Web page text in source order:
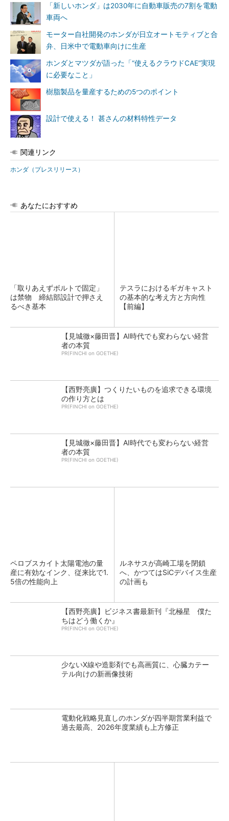
「新しいホンダ」は2030年に自動車販売の7割を電動
車両へ
モーター自社開発のホンダが日立オートモティブと合
弁、日米中で電動車向けに生産
ホンダとマツダが語った「“使えるクラウドCAE”実現
に必要なこと」
樹脂製品を量産するための5つのポイント
設計で使える！ 甚さんの材料特性データ
関連リンク
ホンダ（プレスリリース）
あなたにおすすめ
「取りあえずボルトで固定」
は禁物 締結部設計で押さえ
るべき基本
テスラにおけるギガキャスト
の基本的な考え方と方向性
【前編】
【見城徹×藤田晋】AI時代でも変わらない経営
者の本質
PR(FINCHI on GOETHE)
【西野亮廣】つくりたいものを追求できる環境
の作り方とは
PR(FINCHI on GOETHE)
【見城徹×藤田晋】AI時代でも変わらない経営
者の本質
PR(FINCHI on GOETHE)
ペロブスカイト太陽電池の量
産に有効なインク、従来比で1.
5倍の性能向上
ルネサスが高崎工場を閉鎖
へ、かつてはSiCデバイス生産
の計画も
【西野亮廣】ビジネス書最新刊『北極星 僕た
ちはどう働くか』
PR(FINCHI on GOETHE)
少ないX線や造影剤でも高画質に、心臓カテー
テル向けの新画像技術
電動化戦略見直しのホンダが四半期営業利益で
過去最高、2026年度業績も上方修正